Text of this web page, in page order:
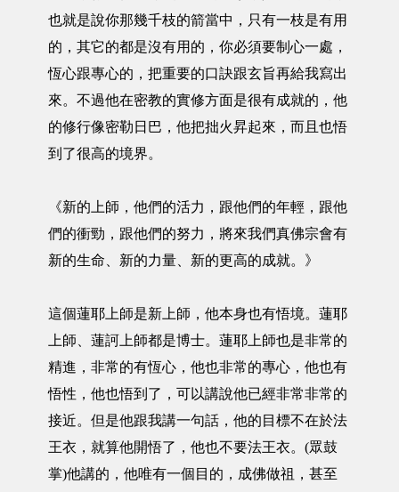
也就是說你那幾千枝的箭當中，只有一枝是有用
的，其它的都是沒有用的，你必須要制心一處，
恆心跟專心的，把重要的口訣跟玄旨再給我寫出
來。不過他在密教的實修方面是很有成就的，他
的修行像密勒日巴，他把拙火昇起來，而且也悟
到了很高的境界。
《新的上師，他們的活力，跟他們的年輕，跟他
們的衝勁，跟他們的努力，將來我們真佛宗會有
新的生命、新的力量、新的更高的成就。》
這個蓮耶上師是新上師，他本身也有悟境。蓮耶
上師、蓮訶上師都是博士。蓮耶上師也是非常的
精進，非常的有恆心，他也非常的專心，他也有
悟性，他也悟到了，可以講說他已經非常非常的
接近。但是他跟我講一句話，他的目標不在於法
王衣，就算他開悟了，他也不要法王衣。(眾鼓
掌)他講的，他唯有一個目的，成佛做祖，甚至